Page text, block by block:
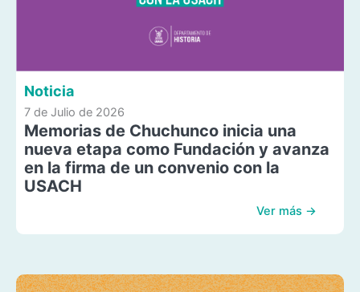
Noticia
7 de Julio de 2026
Memorias de Chuchunco inicia una
nueva etapa como Fundación y avanza
en la firma de un convenio con la
USACH
Ver más →